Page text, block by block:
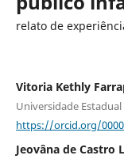
relato de
Vitoria Kethly
Universidade Estadual
https://orcid.org/
Jeovâna de Castro